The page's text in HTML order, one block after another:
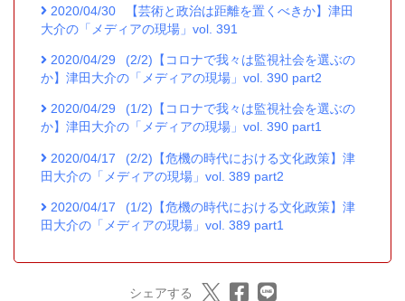
2020/04/30
【芸術と政治は距離を置くべきか】津田
大介の「メディアの現場」vol. 391
2020/04/29
(2/2)【コロナで我々は監視社会を選ぶの
か】津田大介の「メディアの現場」vol. 390 part2
2020/04/29
(1/2)【コロナで我々は監視社会を選ぶの
か】津田大介の「メディアの現場」vol. 390 part1
2020/04/17
(2/2)【危機の時代における文化政策】津
田大介の「メディアの現場」vol. 389 part2
2020/04/17
(1/2)【危機の時代における文化政策】津
田大介の「メディアの現場」vol. 389 part1
シェアする